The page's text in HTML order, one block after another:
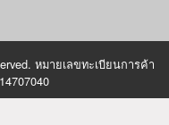
หมายเลขทะเบียนการค้า